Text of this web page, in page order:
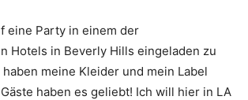
eine Party in einem der
Hotels in Beverly Hills eingeladen zu
meine Kleider und mein Label
haben es geliebt! Ich will hier in LA